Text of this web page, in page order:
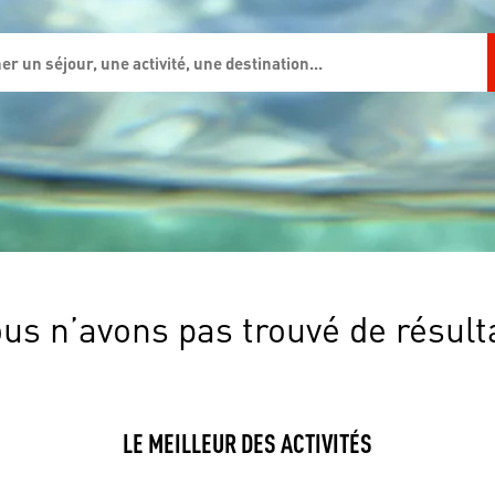
n’avons pas trouvé de
LE MEILLEUR DES ACTIVITÉS